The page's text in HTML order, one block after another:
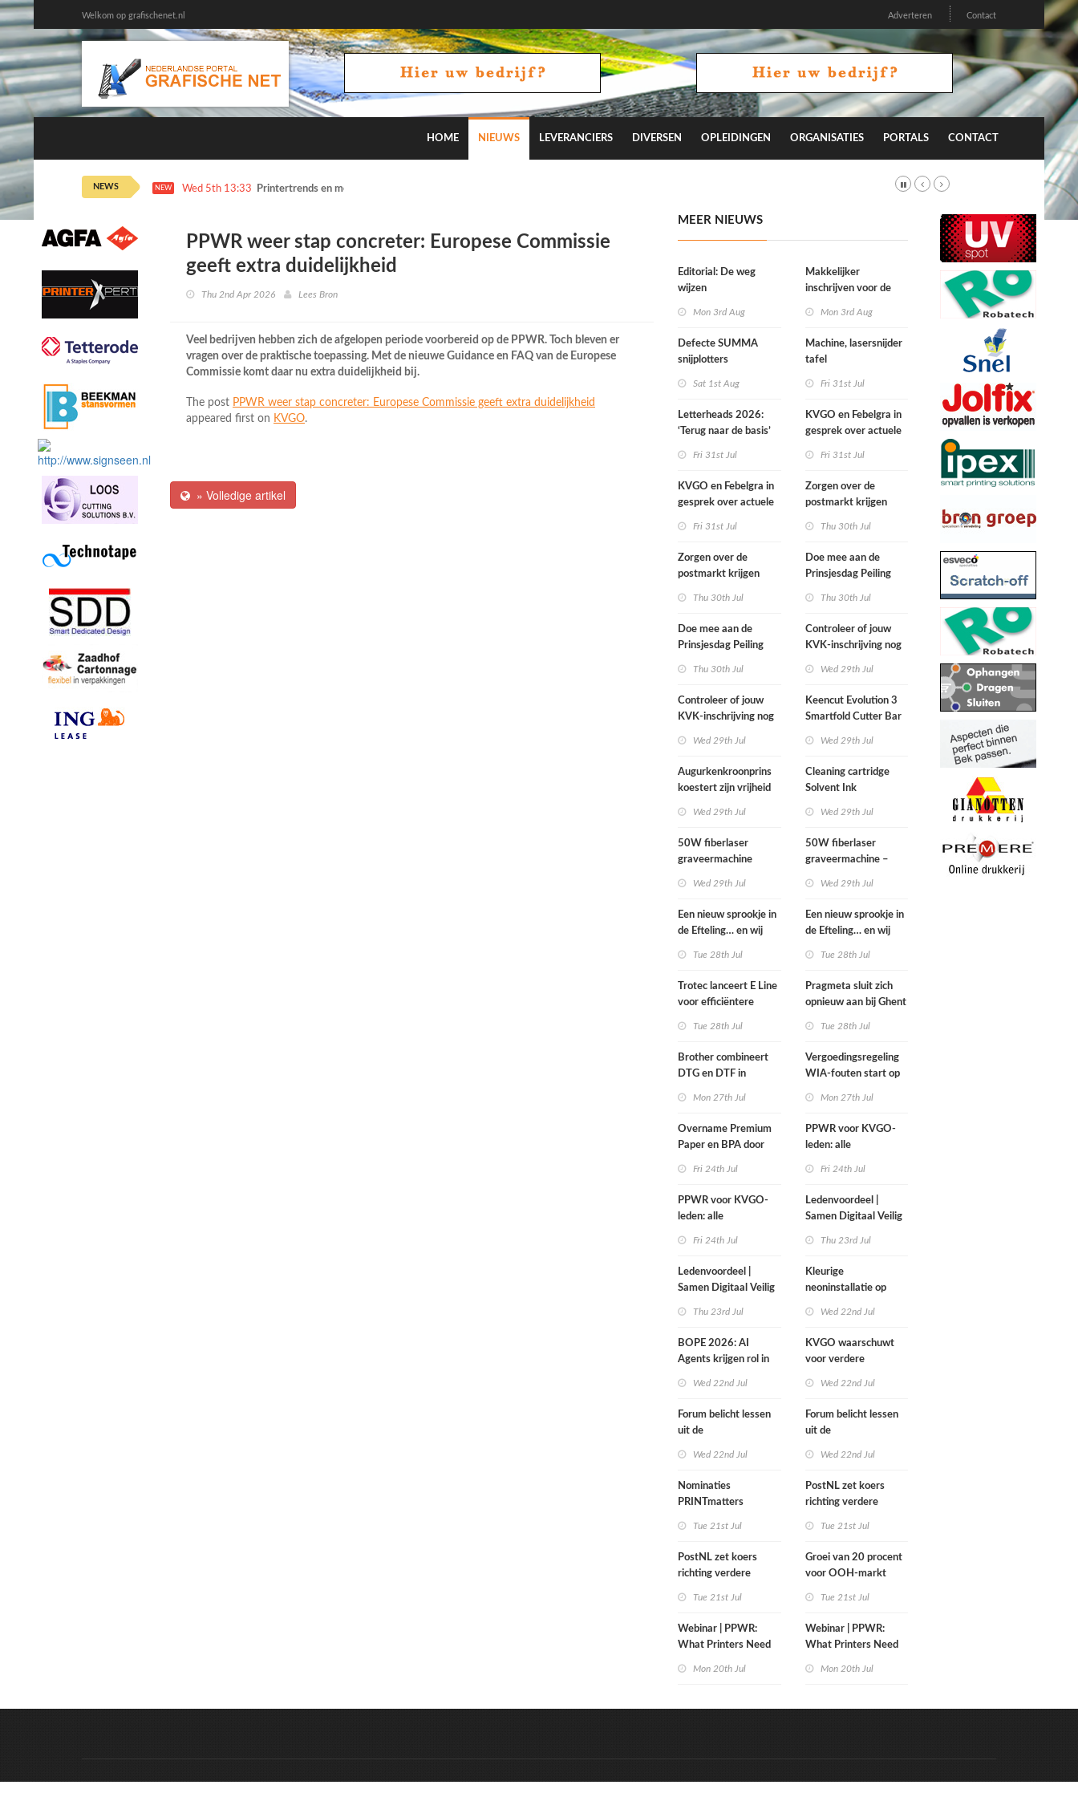
Welkom op grafischenet.nl Adverteren Contact
HOME NIEUWS LEVERANCIERS DIVERSEN OPLEIDINGEN ORGANISATIES PORTALS CONTACT
NEWS NEW Wed 5th 13:33 Printertrends en meer
PPWR weer stap concreter: Europese Commissie
geeft extra duidelijkheid
Thu 2nd Apr 2026 Lees Bron
Veel bedrijven hebben zich de afgelopen periode voorbereid op de PPWR. Toch bleven er
vragen over de praktische toepassing. Met de nieuwe Guidance en FAQ van de Europese
Commissie komt daar nu extra duidelijkheid bij.
The post PPWR weer stap concreter: Europese Commissie geeft extra duidelijkheid
appeared first on KVGO.
» Volledige artikel
MEER NIEUWS
Editorial: De weg
wijzen
Mon 3rd Aug
Defecte SUMMA
snijplotters
Sat 1st Aug
Letterheads 2026:
‘Terug naar de basis’
Fri 31st Jul
KVGO en Febelgra in
gesprek over actuele
Fri 31st Jul
Zorgen over de
postmarkt krijgen
Thu 30th Jul
Doe mee aan de
Prinsjesdag Peiling
Thu 30th Jul
Controleer of jouw
KVK-inschrijving nog
Wed 29th Jul
Augurkenkroonprins
koestert zijn vrijheid
Wed 29th Jul
50W fiberlaser
graveermachine
Wed 29th Jul
Een nieuw sprookje in
de Efteling… en wij
Tue 28th Jul
Trotec lanceert E Line
voor efficiëntere
Tue 28th Jul
Brother combineert
DTG en DTF in
Mon 27th Jul
Overname Premium
Paper en BPA door
Fri 24th Jul
PPWR voor KVGO-
leden: alle
webinar overzichtelijk
op één plek
Fri 24th Jul
Ledenvoordeel |
Samen Digitaal Veilig
Thu 23rd Jul
BOPE 2026: AI
Agents krijgen rol in
Wed 22nd Jul
Forum belicht lessen
uit de
Wed 22nd Jul
Nominaties
PRINTmatters
Tue 21st Jul
PostNL zet koers
richting verdere
hun klanten betalen
de rekening
Tue 21st Jul
Webinar | PPWR:
What Printers Need
Mon 20th Jul
Makkelijker
inschrijven voor de
Mon 3rd Aug
Machine, lasersnijder
tafel
Fri 31st Jul
KVGO en Febelgra in
gesprek over actuele
Fri 31st Jul
Zorgen over de
postmarkt krijgen
Thu 30th Jul
Doe mee aan de
Prinsjesdag Peiling
Thu 30th Jul
Controleer of jouw
KVK-inschrijving nog
Wed 29th Jul
Keencut Evolution 3
Smartfold Cutter Bar
Wed 29th Jul
Cleaning cartridge
Solvent Ink
Wed 29th Jul
50W fiberlaser
graveermachine –
Wed 29th Jul
Een nieuw sprookje in
de Efteling… en wij
Tue 28th Jul
Pragmeta sluit zich
opnieuw aan bij Ghent
Tue 28th Jul
Vergoedingsregeling
WIA-fouten start op
Mon 27th Jul
PPWR voor KVGO-
leden: alle
webinar overzichtelijk
op één plek
Fri 24th Jul
Ledenvoordeel |
Samen Digitaal Veilig
Thu 23rd Jul
Kleurige
neoninstallatie op
Wed 22nd Jul
KVGO waarschuwt
voor verdere
Wed 22nd Jul
Forum belicht lessen
uit de
Wed 22nd Jul
PostNL zet koers
richting verdere
hun klanten betalen
de rekening
Tue 21st Jul
Groei van 20 procent
voor OOH-markt
Tue 21st Jul
Webinar | PPWR:
What Printers Need
Mon 20th Jul